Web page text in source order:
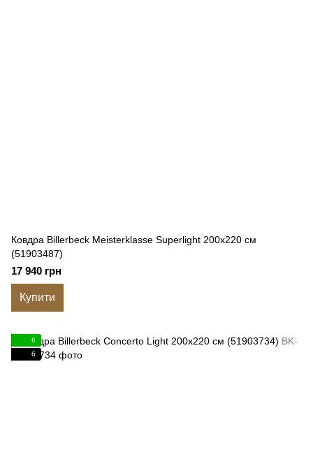
Ковдра Billerbeck Meisterklasse Superlight 200x220 см
(51903487)
17 940 грн
Купити
6
6